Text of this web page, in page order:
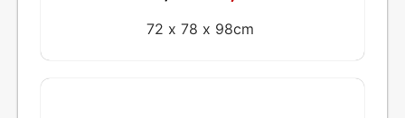
72 x 78 x 98cm